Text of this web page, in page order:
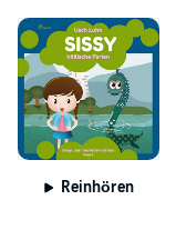
Reinhören